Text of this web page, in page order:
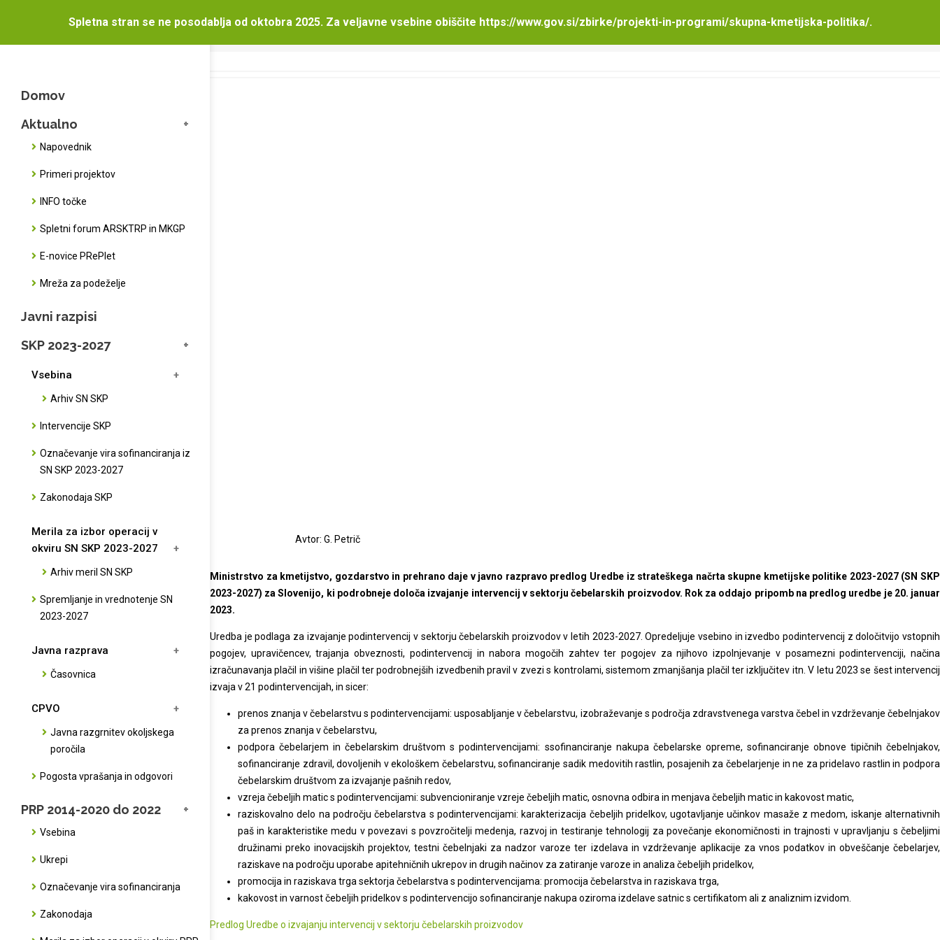
Spletna stran se ne posodablja od oktobra 2025. Za veljavne vsebine obiščite https://www.gov.si/zbirke/projekti-in-programi/skupna-kmetijska-politika/.
Domov
Aktualno
Napovednik
Primeri projektov
INFO točke
Spletni forum ARSKTRP in MKGP
E-novice PRePlet
Mreža za podeželje
Javni razpisi
SKP 2023-2027
Vsebina
Arhiv SN SKP
Intervencije SKP
Označevanje vira sofinanciranja iz
SN SKP 2023-2027
Zakonodaja SKP
Merila za izbor operacij v
okviru SN SKP 2023-2027
Arhiv meril SN SKP
Spremljanje in vrednotenje SN
2023-2027
Javna razprava
Časovnica
CPVO
Javna razgrnitev okoljskega
poročila
Pogosta vprašanja in odgovori
PRP 2014-2020 do 2022
Vsebina
Ukrepi
Označevanje vira sofinanciranja
Zakonodaja
V javni razpravi Uredba o izvajanju intervencij v sektorju čebelarskih proizvodov
Avtor: G. Petrič
Ministrstvo za kmetijstvo, gozdarstvo in prehrano daje v javno razpravo predlog Uredbe iz strateškega načrta skupne kmetijske politike 2023-2027 (SN SKP
2023-2027) za Slovenijo, ki podrobneje določa izvajanje intervencij v sektorju čebelarskih proizvodov. Rok za oddajo pripomb na predlog uredbe je 20. januar
2023.
Uredba je podlaga za izvajanje podintervencij v sektorju čebelarskih proizvodov v letih 2023-2027. Opredeljuje vsebino in izvedbo podintervencij z določitvijo vstopnih
pogojev, upravičencev, trajanja obveznosti, podintervencij in nabora mogočih zahtev ter pogojev za njihovo izpolnjevanje v posamezni podintervenciji, načina
izračunavanja plačil in višine plačil ter podrobnejših izvedbenih pravil v zvezi s kontrolami, sistemom zmanjšanja plačil ter izključitev itn. V letu 2023 se šest intervencij
izvaja v 21 podintervencijah, in sicer:
prenos znanja v čebelarstvu s podintervencijami: usposabljanje v čebelarstvu, izobraževanje s področja zdravstvenega varstva čebel in vzdrževanje čebelnjakov
za prenos znanja v čebelarstvu,
podpora čebelarjem in čebelarskim društvom s podintervencijami: ssofinanciranje nakupa čebelarske opreme, sofinanciranje obnove tipičnih čebelnjakov,
sofinanciranje zdravil, dovoljenih v ekološkem čebelarstvu, sofinanciranje sadik medovitih rastlin, posajenih za čebelarjenje in ne za pridelavo rastlin in podpora
čebelarskim društvom za izvajanje pašnih redov,
vzreja čebeljih matic s podintervencijami: subvencioniranje vzreje čebeljih matic, osnovna odbira in menjava čebeljih matic in kakovost matic,
raziskovalno delo na področju čebelarstva s podintervencijami: karakterizacija čebeljih pridelkov, ugotavljanje učinkov masaže z medom, iskanje alternativnih
paš in karakteristike medu v povezavi s povzročitelji medenja, razvoj in testiranje tehnologij za povečanje ekonomičnosti in trajnosti v upravljanju s čebeljimi
družinami preko inovacijskih projektov, testni čebelnjaki za nadzor varoze ter izdelava in vzdrževanje aplikacije za vnos podatkov in obveščanje čebelarjev,
raziskave na področju uporabe apitehničnih ukrepov in drugih načinov za zatiranje varoze in analiza čebeljih pridelkov,
promocija in raziskava trga sektorja čebelarstva s podintervencijama: promocija čebelarstva in raziskava trga,
kakovost in varnost čebeljih pridelkov s podintervencijo sofinanciranje nakupa oziroma izdelave satnic s certifikatom ali z analiznim izvidom.
Predlog Uredbe o izvajanju intervencij v sektorju čebelarskih proizvodov